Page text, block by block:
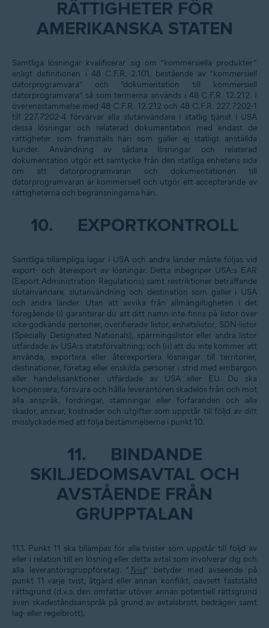
RÄTTIGHETER FÖR
AMERIKANSKA STATEN
Samtliga lösningar kvalificerar sig om ”kommersiella produkter”
enligt definitionen i 48 C.F.R. 2.101, bestående av ”kommersiell
datorprogramvara” och ”dokumentation till kommersiell
datorprogramvara” så som termerna används i 48 C.F.R. 12.212. I
överensstämmelse med 48 C.F.R. 12.212 och 48 C.F.R. 227.7202-1
till 227.7202-4 förvärvar alla slutanvändare i statlig tjänst i USA
dessa lösningar och relaterad dokumentation med endast de
rättigheter som framställs häri som gäller ej statligt anställda
kunder. Användning av sådana lösningar och relaterad
dokumentation utgör ett samtycke från den statliga enhetens sida
om att datorprogramvaran och dokumentationen till
datorprogramvaran är kommersiell och utgör ett accepterande av
rättigheterna och begränsningarna häri.
10. EXPORTKONTROLL
Samtliga tillämpliga lagar i USA och andra länder måste följas vid
export- och återexport av lösningar. Detta inbegriper USA:s EAR
(Export Administration Regulations) samt restriktioner beträffande
slutanvändare, slutanvändning och destination som gäller i USA
och andra länder. Utan att avvika från allmängiltigheten i det
föregående (i) garanterar du att ditt namn inte finns på listor över
icke-godkända personer, overifierade listor, enhetslistor, SDN-listor
(Specially Designated Nationals), spärrningslistor eller andra listor
utfärdade av USA:s statsförvaltning; och (ii) att du inte kommer att
använda, exportera eller återexportera lösningar till territorier,
destinationer, företag eller enskilda personer i strid med embargon
eller handelssanktioner utfärdade av USA eller EU. Du ska
kompensera, försvara och hålla leverantören skadelös från och mot
alla anspråk, fordringar, stämningar eller förfaranden och alla
skador, ansvar, kostnader och utgifter som uppstår till följd av ditt
misslyckade med att följa bestämmelserna i punkt 10.
11.
BINDANDE
SKILJEDOMSAVTAL OCH
AVSTÅENDE FRÅN
GRUPPTALAN
11.1. Punkt 11 ska tillämpas för alla tvister som uppstår till följd av
eller i relation till en lösning eller detta avtal som involverar dig och
alla leverantörsgruppföretag. ” Tvist” betyder med avseende på
punkt 11 varje tvist, åtgärd eller annan konflikt, oavsett fastställd
rättsgrund (d.v.s. den omfattar utöver annan potentiell rättsgrund
även skadeståndsanspråk på grund av avtalsbrott, bedrägeri samt
lag- eller regelbrott).